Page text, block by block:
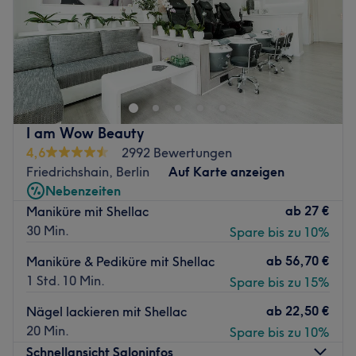
Sonntag
Geschlossen
Besuche die Spezialisten für Nailart bei Emi Nails in
Berlin, Prenzlauer Berg! Hier heißt man dich in
freundlicher und gemütlicher Atmosphäre herzlich
willkommen. Hier bekommst du professionelle
Nageldesign nach neuesten Trends und Techniken und
klassisch pflegende Behandlungen für Hände und Füße.
Nächste öffentliche Verkehrsmittel:
Die Station Straßmannstr. ist nur zwei Gehminuten vom
Studio entfernt.
Das Team:
gemütlich zurücklehnen kannst, wirst du ausführlich nach
deinen Wünschen vom freundlichen Team beraten und
betreut. Hier wird neben Deutsch und Englisch auch
Vietnamesisch gesprochen.
I am Wow Beauty
4,6
2992 Bewertungen
Friedrichshain, Berlin
Auf Karte anzeigen
Nebenzeiten
Maniküre mit Shellac
30 Min.
ab 27 €
Spare bis zu 10%
Maniküre & Pediküre mit Shellac
1 Std. 10 Min.
ab 56,70 €
Spare bis zu 15%
Nägel lackieren mit Shellac
20 Min.
ab 22,50 €
Spare bis zu 10%
Schnellansicht Saloninfos